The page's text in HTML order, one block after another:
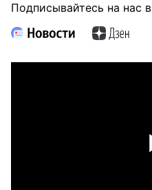
Подписывайтесь на нас в